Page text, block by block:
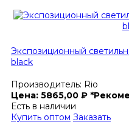
Экспозиционный
black
Производитель: Rio
Цена: 5865,00 ₽
Есть в наличии
Купить оптом Заказать